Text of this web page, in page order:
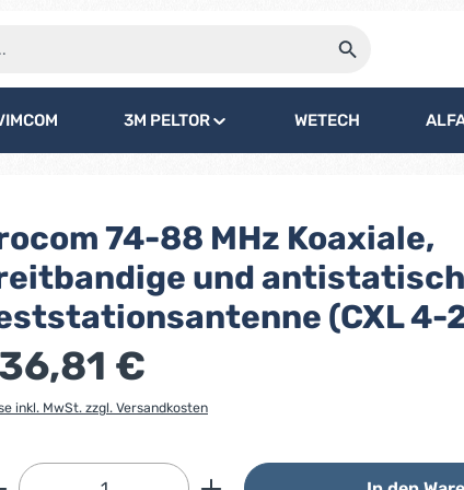
3M PELTOR WETECH
74-88 MHz Koaxiale,
und
(CXL 4-
€
inkl. MwSt. zzgl. Versandkosten
Anzahl: Gib den gewünschten